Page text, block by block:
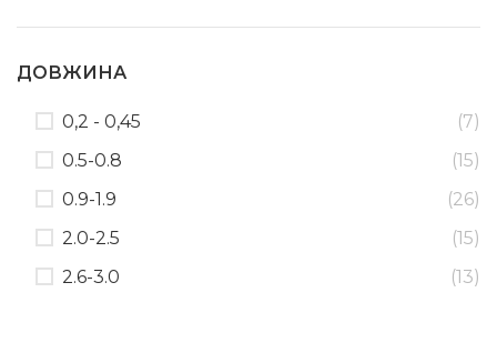
ДОВЖИНА
0,2 - 0,45
(7)
0.5-0.8
(15)
0.9-1.9
(26)
2.0-2.5
(15)
2.6-3.0
(13)